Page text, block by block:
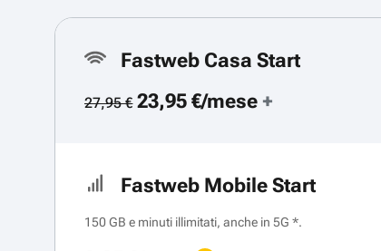
Fastweb Casa Start
27,95 €23,95 €/mese +
Fastweb Mobile Start
150 GB e minuti illimitati, anche in 5G *.